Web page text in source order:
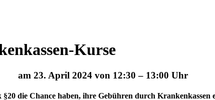
Kurse
am 23. April 2024 von 12:30 – 13:00 Uhr
die Chance haben, ihre Gebühren durch Krankenkassen